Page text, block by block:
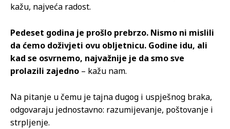
kažu, najveća radost.
Pedeset godina je prošlo prebrzo. Nismo ni mislili
da ćemo doživjeti ovu obljetnicu. Godine idu, ali
kad se osvrnemo, najvažnije je da smo sve
prolazili zajedno – kažu nam.
Na pitanje u čemu je tajna dugog i uspješnog braka,
odgovaraju jednostavno: razumijevanje, poštovanje i
strpljenje.